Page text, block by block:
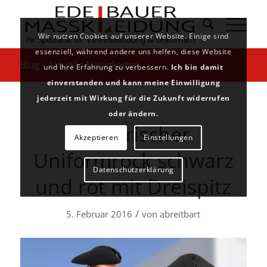
Blog - Aktuelle Neuigkeiten
Historischer
Uniformrock schwarz
und rot mit Dreispitz
5. Februar 2016 / vonabreitbart
Wir nutzen Cookies auf unserer Website. Einige sind
essenziell, während andere uns helfen, diese Website
und Ihre Erfahrung zu verbessern. Ich bin damit
einverstanden und kann meine Einwilligung
jederzeit mit Wirkung für die Zukunft widerrufen
oder ändern.
Akzeptieren Einstellungen
Datenschutzerklärung